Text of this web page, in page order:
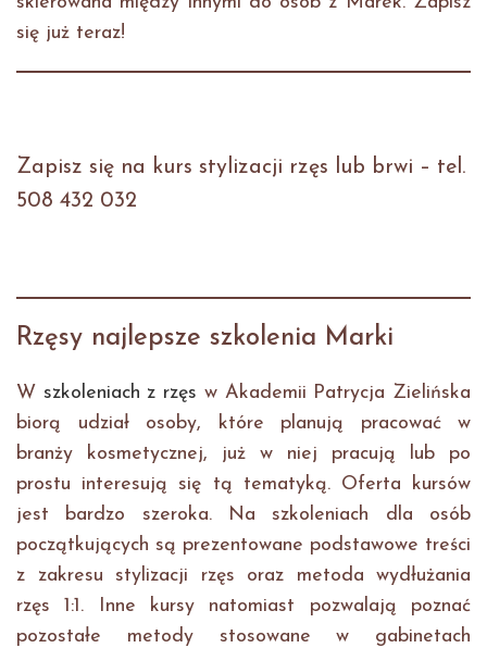
się już teraz!
Zapisz się na kurs stylizacji rzęs lub brwi – tel.
508 432 032
Rzęsy najlepsze szkolenia Marki
W szkoleniach z rzęs w Akademii Patrycja Zielińska
biorą udział osoby, które planują pracować w
branży kosmetycznej, już w niej pracują lub po
prostu interesują się tą tematyką. Oferta kursów
jest bardzo szeroka. Na szkoleniach dla osób
początkujących są prezentowane podstawowe treści
z zakresu stylizacji rzęs oraz metoda wydłużania
rzęs 1:1. Inne kursy natomiast pozwalają poznać
pozostałe metody stosowane w gabinetach